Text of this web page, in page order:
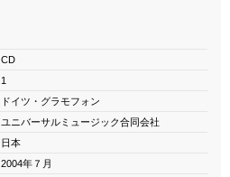
CD
1
ドイツ・グラモフォン
ユニバーサルミュージック合同会社
日本
2004年７月